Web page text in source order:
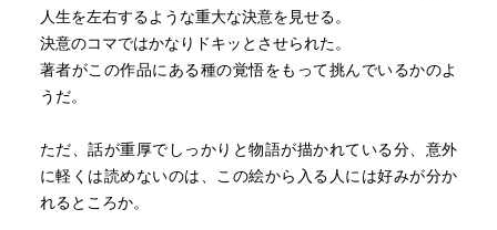
人生を左右するような重大な決意を見せる。
決意のコマではかなりドキッとさせられた。
著者がこの作品にある種の覚悟をもって挑んでいるかのよ
うだ。
ただ、話が重厚でしっかりと物語が描かれている分、意外
に軽くは読めないのは、この絵から入る人には好みが分か
れるところか。